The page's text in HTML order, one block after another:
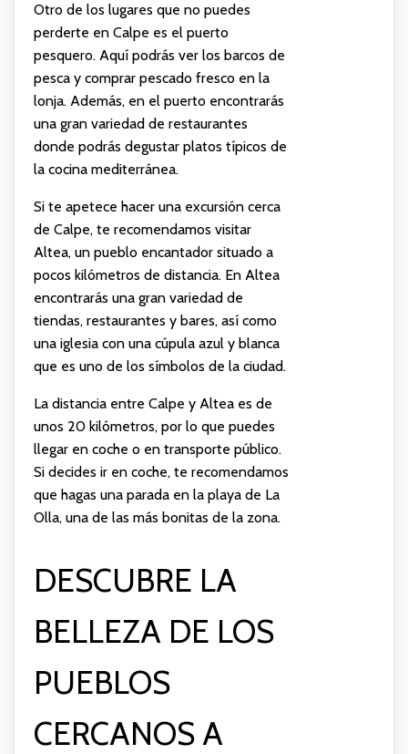
Otro de los lugares que no puedes
perderte en Calpe es el puerto
pesquero. Aquí podrás ver los barcos de
pesca y comprar pescado fresco en la
lonja. Además, en el puerto encontrarás
una gran variedad de restaurantes
donde podrás degustar platos típicos de
la cocina mediterránea.
Si te apetece hacer una excursión cerca
de Calpe, te recomendamos visitar
Altea, un pueblo encantador situado a
pocos kilómetros de distancia. En Altea
encontrarás una gran variedad de
tiendas, restaurantes y bares, así como
una iglesia con una cúpula azul y blanca
que es uno de los símbolos de la ciudad.
La distancia entre Calpe y Altea es de
unos 20 kilómetros, por lo que puedes
llegar en coche o en transporte público.
Si decides ir en coche, te recomendamos
que hagas una parada en la playa de La
Olla, una de las más bonitas de la zona.
DESCUBRE LA
BELLEZA DE LOS
PUEBLOS
CERCANOS A